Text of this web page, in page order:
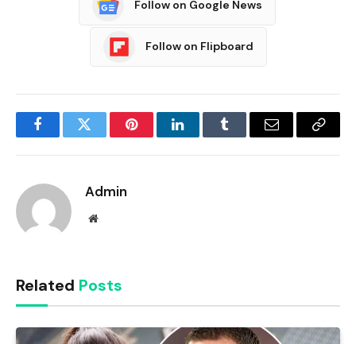
Follow on Google News
Follow on Flipboard
FacebookTwitter PinterestLinkedInTumblr Email
Copy
Admin
Website
Related Posts